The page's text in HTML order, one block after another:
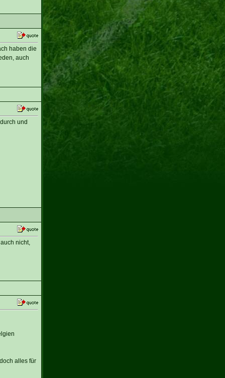
haben die
auch
und
nicht,
alles für